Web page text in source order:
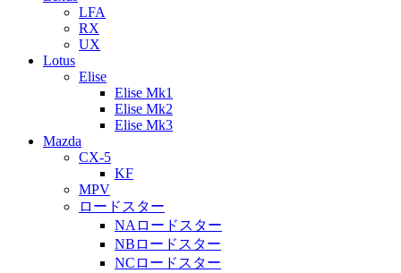
LFA
RX
UX
Lotus
Elise
Elise Mk1
Elise Mk2
Elise Mk3
Mazda
CX-5
KF
MPV
ロードスター
NAロードスター
NBロードスター
NCロードスター